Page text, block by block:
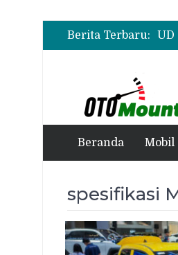
Berita Terbaru:
Beranda Mobil
spesifikasi